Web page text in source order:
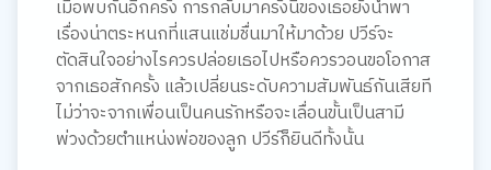
เมื่อพบกันอีกครั้ง การกลับมาครั้งนี้ของเธอยังนำพา
เรื่องน่าตระหนกที่แสนแช่มชื่นมาให้มาด้วย ปวีร์จะ
ตัดสินใจอย่างไรควรปล่อยเธอไปหรือควรวอนขอโอกาส
จากเธอสักครั้ง แล้วเปลี่ยนระดับความสัมพันธ์กันเสียที
ไม่ว่าจะจากเพื่อนเป็นคนรักหรือจะเลื่อนขั้นเป็นสามี
พ่วงด้วยตำแหน่งพ่อของลูก ปวีร์ก็ยินดีทั้งนั้น